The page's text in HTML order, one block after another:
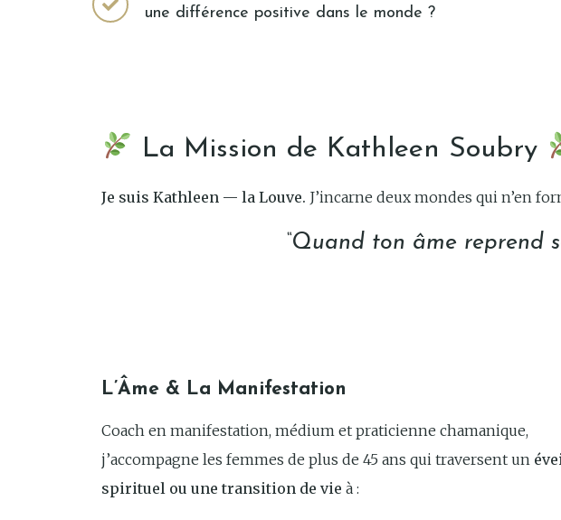
une différence positive dans le monde ?
La Mission de Kathleen Soubry
Je suis Kathleen — la Louve. J’incarne deux mondes qui n’en
“Quand ton âme reprend
L’Âme & La Manifestation
Coach en manifestation, médium et praticienne chamanique,
j’accompagne les femmes de plus de 45 ans qui traversent un
spirituel ou une transition de vie à :